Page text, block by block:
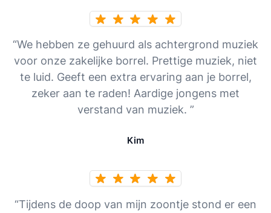
“We hebben ze gehuurd als achtergrond muziek
voor onze zakelijke borrel. Prettige muziek, niet
te luid. Geeft een extra ervaring aan je borrel,
zeker aan te raden! Aardige jongens met
verstand van muziek. ”
Kim
“Tijdens de doop van mijn zoontje stond er een